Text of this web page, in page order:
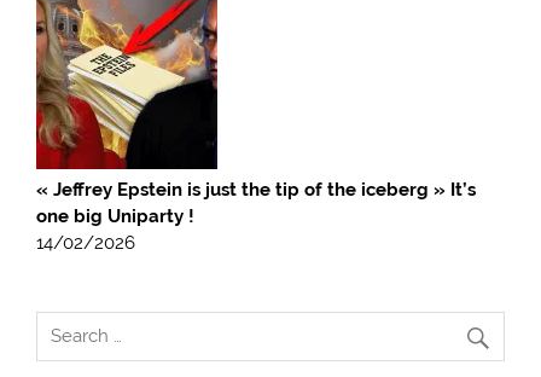
« Jeffrey Epstein is just the tip of the iceberg » It’s
one big Uniparty !
14/02/2026